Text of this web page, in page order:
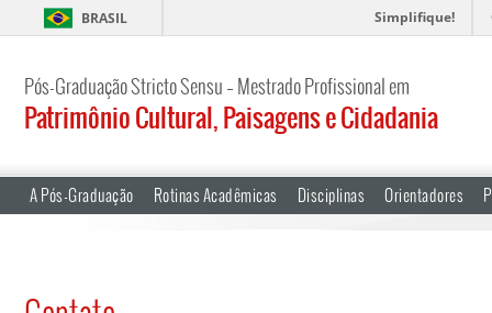
BRASIL Simplifique!
Pós-Graduação Stricto Sensu – Mestrado Profissional em
Patrimônio Cultural, Paisagens e Cidadania
A Pós-Graduação Rotinas Acadêmicas Disciplinas Orientadores